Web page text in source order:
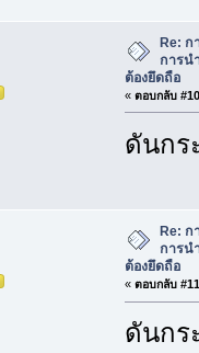
Re: ก
การน
ต้องยึดถือ
« ตอบกลับ
ดันกร
Re: ก
การน
ต้องยึดถือ
« ตอบกลับ
ดันกร